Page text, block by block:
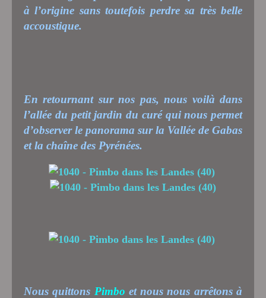
à l’origine sans toutefois perdre sa très belle
accoustique.
En retournant sur nos pas, nous voilà dans
l’allée du petit jardin du curé qui nous permet
d’observer le panorama sur la Vallée de Gabas
et la chaîne des Pyrénées.
Nous quittons Pimbo et nous nous arrêtons à